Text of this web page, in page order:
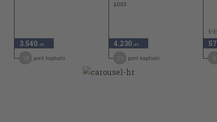
3.540 ,-Ft
pont kapható
2003
4.230 ,-Ft
pont kapható